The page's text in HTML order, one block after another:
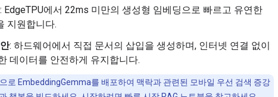
: EdgeTPU에서 22ms 미만의 생성형 임베딩으로 빠르고 유연한
지원합니다.
: 하드웨어에서 직접 문서의 삽입을 생성하며, 인터넷 연결 없이
데이터를 안전하게 유지합니다.
로 EmbeddingGemma를 배포하여 맥락과 관련된 모바일 우선 검색 증강